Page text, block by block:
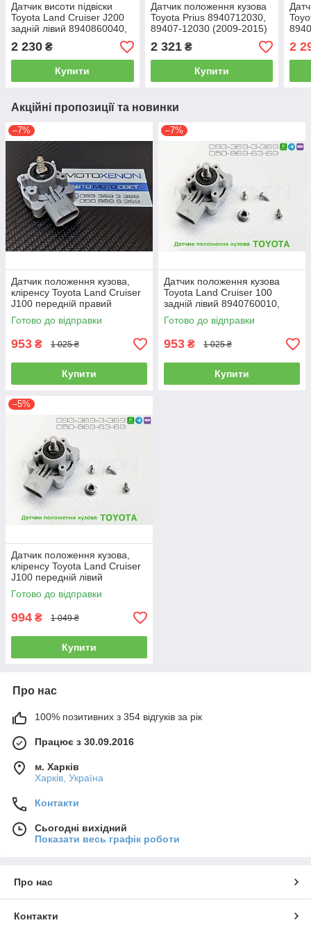
Датчик висоти підвіски
Toyota Land Cruiser J200
задній лівий 8940860040,
89408-60040 нахилу
кузова, в зборі
2 230 ₴
Купити
Датчик положення кузова
Toyota Prius 8940712030,
89407-12030 (2009-2015)
рівня нахилу коректора
фар в зборі
2 321₴
Купити
фар
2
Акційні пропозиції та новинки
–7%
Датчик положення кузова,
кліренсу Toyota Land Cruiser
J100 передній правий
8940560011, 8940560012,
8940560010
Готово до відправки
953 ₴ 1 025 ₴
Купити
–7%
Датчик положення кузова
Toyota Land Cruiser 100
задній лівий 8940760010,
89407-60010 висоти підвіски,
клиренсу
Готово до відправки
953 ₴ 1 025 ₴
Купити
–5%
Датчик положення кузова,
кліренсу Toyota Land Cruiser
J100 передній лівий
8940660011, 8940660012,
8940660010
Готово до відправки
994 ₴ 1 049 ₴
Купити
Про нас
100% позитивних з 354 відгуків за рік
Працює з 30.09.2016
м. Харків
Харків, Україна
Контакти
Сьогодні вихідний
Показати весь графік роботи
Про нас
Контакти